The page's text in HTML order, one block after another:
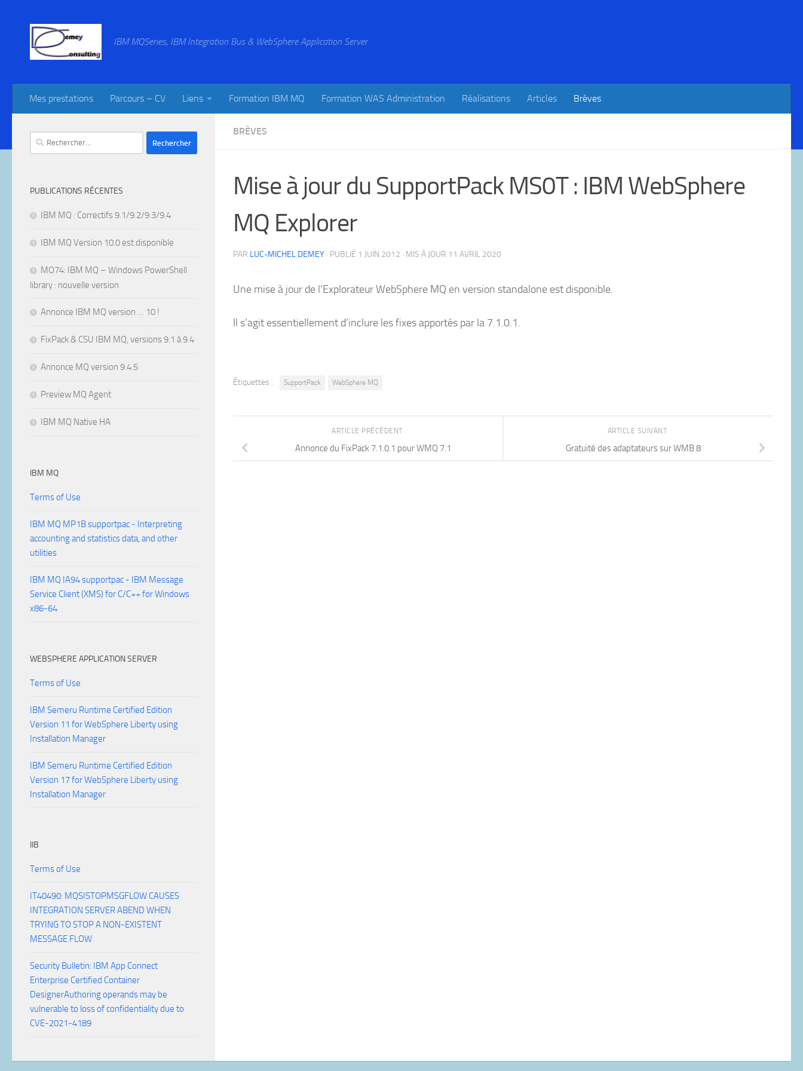
IBM MQSeries, IBM Integration Bus & WebSphere Application Server
Mes prestations Parcours – CV Liens Formation IBM MQ Formation WAS Administration Réalisations Articles Brèves
BRÈVES
Mise à jour du SupportPack MS0T : IBM WebSphere
MQ Explorer
PAR LUC-MICHEL DEMEY · PUBLIÉ 1 JUIN 2012 · MIS À JOUR 11 AVRIL 2020
Une mise à jour de l’Explorateur WebSphere MQ en version standalone est disponible.
Il s’agit essentiellement d’inclure les fixes apportés par la 7.1.0.1.
Étiquettes : SupportPack WebSphere MQ
ARTICLE SUIVANT
Gratuité des adaptateurs sur WMB 8
ARTICLE PRÉCÉDENT
Annonce du FixPack 7.1.0.1 pour WMQ 7.1
Rechercher :
PUBLICATIONS RÉCENTES
IBM MQ : Correctifs 9.1/9.2/9.3/9.4
IBM MQ Version 10.0 est disponible
MO74: IBM MQ – Windows PowerShell
library : nouvelle version
Annonce IBM MQ version … 10 !
FixPack & CSU IBM MQ, versions 9.1 à 9.4
Annonce MQ version 9.4.5
Preview MQ Agent
IBM MQ Native HA
IBM MQ
Terms of Use
IBM MQ MP1B supportpac - Interpreting
accounting and statistics data, and other
utilities
IBM MQ IA94 supportpac - IBM Message
Service Client (XMS) for C/C++ for Windows
x86-64
WEBSPHERE APPLICATION SERVER
Terms of Use
IBM Semeru Runtime Certified Edition
Version 11 for WebSphere Liberty using
Installation Manager
IBM Semeru Runtime Certified Edition
Version 17 for WebSphere Liberty using
Installation Manager
IIB
Terms of Use
IT40490: MQSISTOPMSGFLOW CAUSES
INTEGRATION SERVER ABEND WHEN
TRYING TO STOP A NON-EXISTENT
MESSAGE FLOW
Security Bulletin: IBM App Connect
Enterprise Certified Container
DesignerAuthoring operands may be
vulnerable to loss of confidentiality due to
CVE-2021-4189